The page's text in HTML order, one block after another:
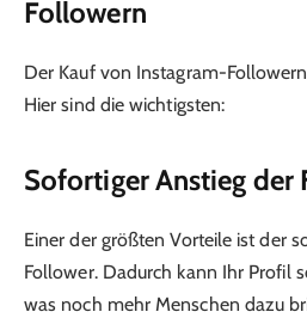
Followern
Der Kauf von Instagram-
Hier sind die wichtigsten:
Sofortiger Anstieg der
Einer der größten Vorteile ist der
Follower. Dadurch kann Ihr Profil
was noch mehr Menschen dazu